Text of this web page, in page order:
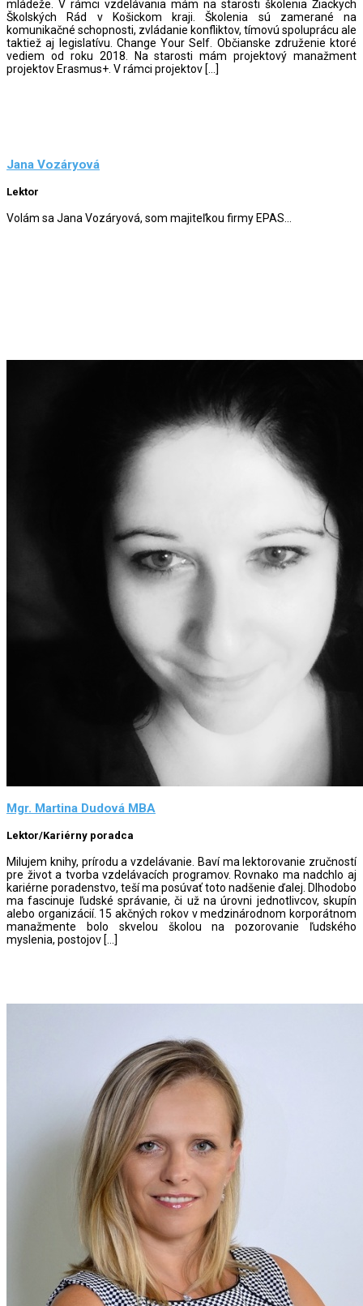
mládeže. V rámci vzdelávania mám na starosti školenia Žiackych
Školských Rád v Košickom kraji. Školenia sú zamerané na
komunikačné schopnosti, zvládanie konfliktov, tímovú spoluprácu ale
taktiež aj legislatívu. Change Your Self. Občianske združenie ktoré
vediem od roku 2018. Na starosti mám projektový manažment
projektov Erasmus+. V rámci projektov […]
Jana Vozáryová
Lektor
Volám sa Jana Vozáryová, som majiteľkou firmy EPAS...
Mgr. Martina Dudová MBA
Lektor/Kariérny poradca
Milujem knihy, prírodu a vzdelávanie. Baví ma lektorovanie zručností
pre život a tvorba vzdelávacích programov. Rovnako ma nadchlo aj
kariérne poradenstvo, teší ma posúvať toto nadšenie ďalej. Dlhodobo
ma fascinuje ľudské správanie, či už na úrovni jednotlivcov, skupín
alebo organizácií. 15 akčných rokov v medzinárodnom korporátnom
manažmente bolo skvelou školou na pozorovanie ľudského
myslenia, postojov […]